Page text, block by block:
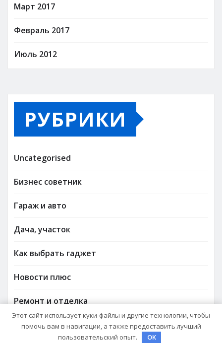
Март 2017
Февраль 2017
Июль 2012
РУБРИКИ
Uncategorised
Бизнес советник
Гараж и авто
Дача, участок
Как выбрать гаджет
Новости плюс
Ремонт и отделка
Строим дом сами
Этот сайт использует куки-файлы и другие технологии, чтобы
помочь вам в навигации, а также предоставить лучший
пользовательский опыт.
OK